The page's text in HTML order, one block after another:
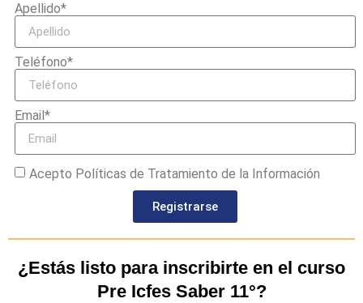
Apellido*
Teléfono*
Email*
Acepto Políticas de Tratamiento de la Información
Registrarse
¿Estás listo para inscribirte en el curso
Pre Icfes Saber 11°?